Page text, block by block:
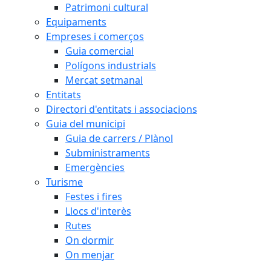
Patrimoni cultural
Equipaments
Empreses i comerços
Guia comercial
Polígons industrials
Mercat setmanal
Entitats
Directori d'entitats i associacions
Guia del municipi
Guia de carrers / Plànol
Subministraments
Emergències
Turisme
Festes i fires
Llocs d'interès
Rutes
On dormir
On menjar